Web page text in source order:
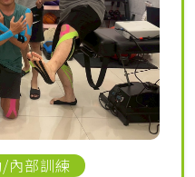
內部訓練